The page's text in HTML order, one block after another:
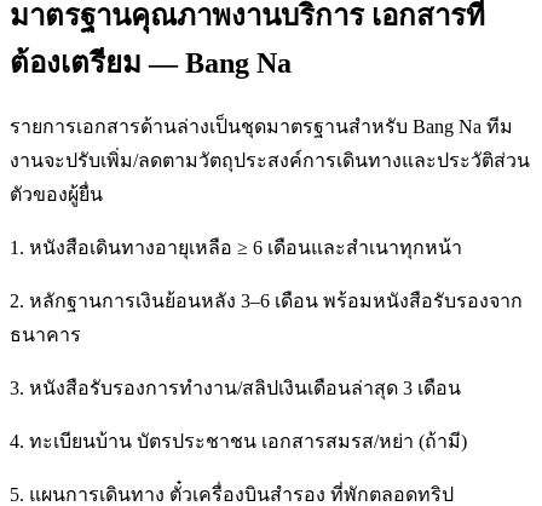
มาตรฐานคุณภาพงานบริการ เอกสารที่
ต้องเตรียม — Bang Na
รายการเอกสารด้านล่างเป็นชุดมาตรฐานสำหรับ Bang Na ทีม
งานจะปรับเพิ่ม/ลดตามวัตถุประสงค์การเดินทางและประวัติส่วน
ตัวของผู้ยื่น
1. หนังสือเดินทางอายุเหลือ ≥ 6 เดือนและสำเนาทุกหน้า
2. หลักฐานการเงินย้อนหลัง 3–6 เดือน พร้อมหนังสือรับรองจาก
ธนาคาร
3. หนังสือรับรองการทำงาน/สลิปเงินเดือนล่าสุด 3 เดือน
4. ทะเบียนบ้าน บัตรประชาชน เอกสารสมรส/หย่า (ถ้ามี)
5. แผนการเดินทาง ตั๋วเครื่องบินสำรอง ที่พักตลอดทริป